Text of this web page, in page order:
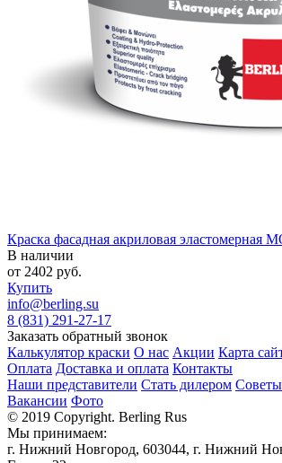
Краска фасадная акриловая эластомерная
В наличии
от 2402 руб.
Купить
info@berling.su
8 (831) 291-27-17
Заказать обратный звонок
Калькулятор краски О нас Акции Карта
Оплата Доставка и оплата Контакты
Наши представители Стать дилером
Вакансии Фото
© 2019 Copyright. Berling Rus
Мы принимаем:
г. Нижний Новгород, 603044, г. Нижний